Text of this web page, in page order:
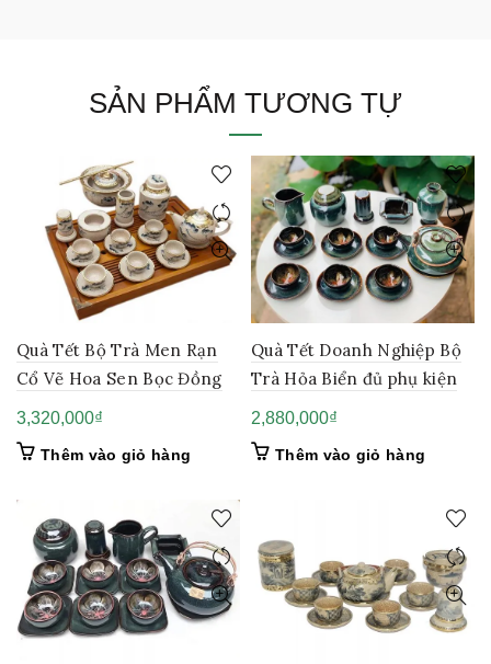
SẢN PHẨM TƯƠNG TỰ
Quà Tết Bộ Trà Men Rạn
Cổ Vẽ Hoa Sen Bọc Đồng
3,320,000₫
Thêm vào giỏ hàng
Quà Tết Doanh Nghiệp Bộ
Trà Hỏa Biển đủ phụ kiện
2,880,000₫
Thêm vào giỏ hàng